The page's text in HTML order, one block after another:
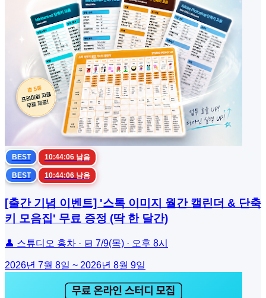
BEST 10:44:06 남음
BEST 10:44:06 남음
[출간 기념 이벤트] '스톡 이미지 월간 캘린더 & 단축
키 모음집' 무료 증정 (딱 한 달간)
👤 스튜디오 홍차 · 📅 7/9(목) · 오후 8시
2026년 7월 8일 ~ 2026년 8월 9일